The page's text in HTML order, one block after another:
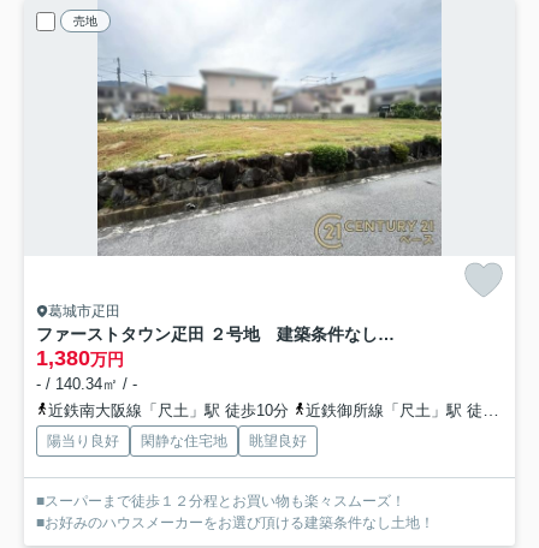
売地
葛城市疋田
ファーストタウン疋田 ２号地 建築条件なし土地
1,380万円
- / 140.34㎡ / -
近鉄南大阪線「尺土」駅 徒歩10分
近鉄御所線「尺土」駅 徒歩10分
陽当り良好 閑静な住宅地 眺望良好
■スーパーまで徒歩１２分程とお買い物も楽々スムーズ！
■お好みのハウスメーカーをお選び頂ける建築条件なし土地！